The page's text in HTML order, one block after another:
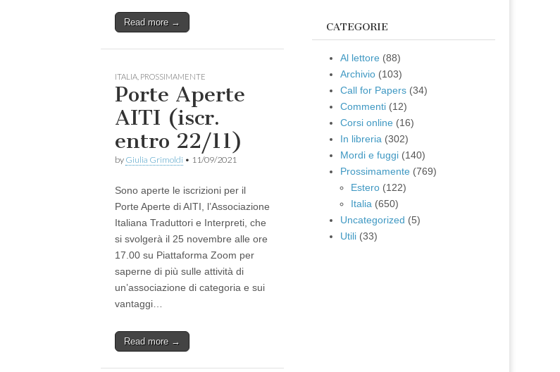
Read more →
ITALIA PROSSIMAMENTE
Porte Aperte
AITI (iscr.
entro 22/11)
by Giulia Grimoldi • 11/09/2021
Sono aperte le iscrizioni per il
Porte Aperte di AITI, l’Associazione
Italiana Traduttori e Interpreti, che
si svolgerà il 25 novembre alle ore
17.00 su Piattaforma Zoom per
saperne di più sulle attività di
un’associazione di categoria e sui
vantaggi…
Read more →
CATEGORIE
Al lettore (88)
Archivio (103)
Call for Papers (34)
Commenti (12)
Corsi online (16)
In libreria (302)
Mordi e fuggi (140)
Prossimamente (769)
Estero (122)
Italia (650)
Uncategorized (5)
Utili (33)